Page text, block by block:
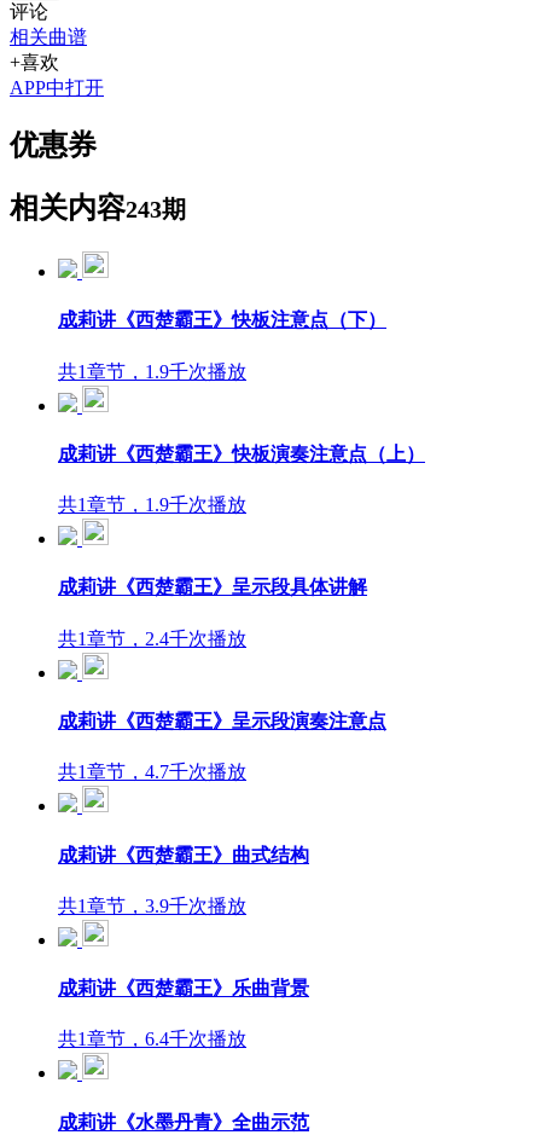
评论
相关曲谱
+喜欢
APP中打开
优惠券
相关内容243期
成莉讲《西楚霸王》快板注意点（下）
共1章节，1.9千次播放
成莉讲《西楚霸王》快板演奏注意点（上）
共1章节，1.9千次播放
成莉讲《西楚霸王》呈示段具体讲解
共1章节，2.4千次播放
成莉讲《西楚霸王》呈示段演奏注意点
共1章节，4.7千次播放
成莉讲《西楚霸王》曲式结构
共1章节，3.9千次播放
成莉讲《西楚霸王》乐曲背景
共1章节，6.4千次播放
成莉讲《水墨丹青》全曲示范